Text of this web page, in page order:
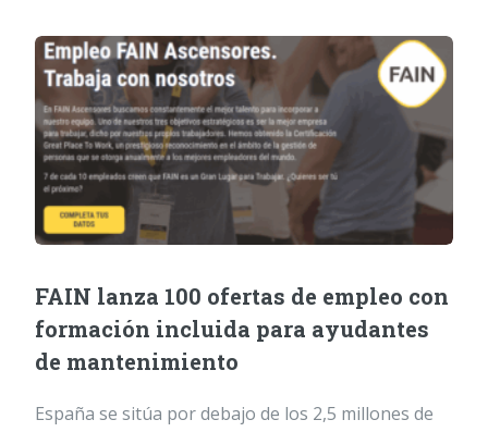
FAIN lanza 100 ofertas de empleo con
formación incluida para ayudantes
de mantenimiento
España se sitúa por debajo de los 2,5 millones de